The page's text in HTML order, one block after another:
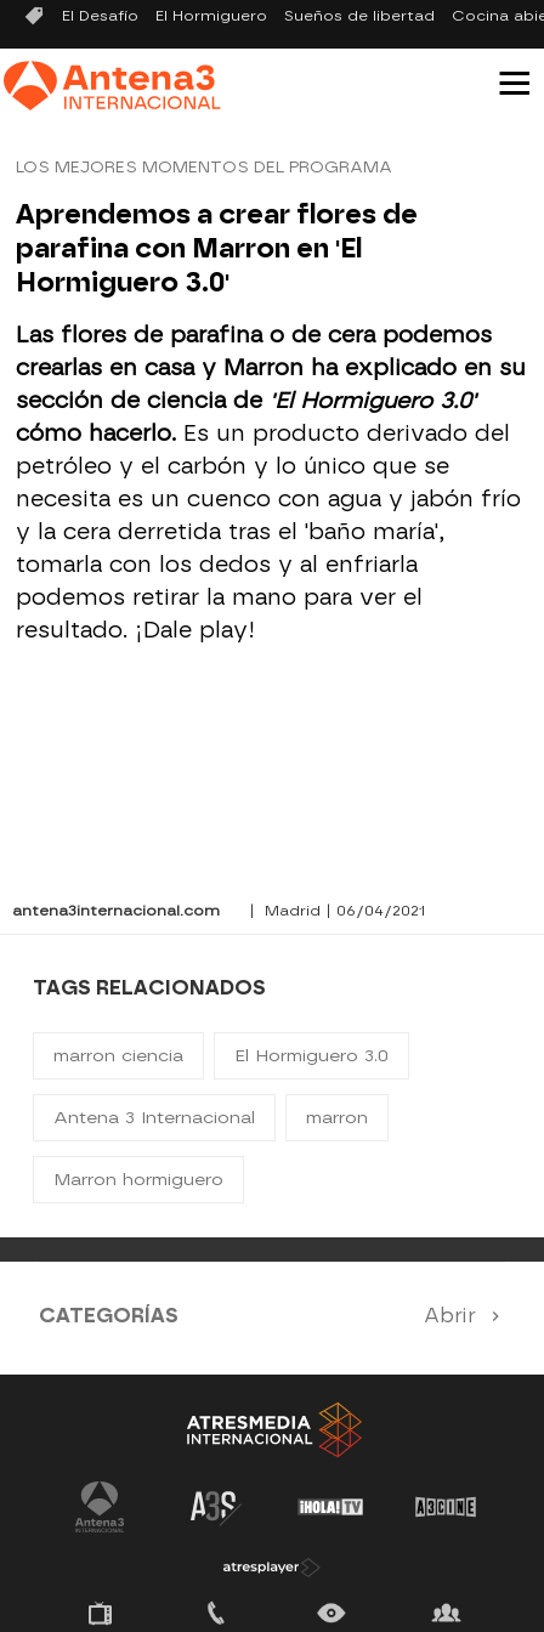
El Desafío El Hormiguero Sueños de libertad Cocina
LOS MEJORES MOMENTOS DEL PROGRAMA
Aprendemos a crear flores de
parafina con Marron en 'El
Hormiguero 3.0'
Las flores de parafina o de cera podemos
crearlas en casa y Marron ha explicado en su
sección de ciencia de 'El Hormiguero 3.0'
cómo hacerlo.Es un producto derivado del
petróleo y el carbón y lo único que se
necesita es un cuenco con agua y jabón frío
y la cera derretida tras el 'baño maría',
tomarla con los dedos y al enfriarla
podemos retirar la mano para ver el
resultado. ¡Dale play!
antena3internacional.com | Madrid | 06/04/2021
TAGS RELACIONADOS
marron ciencia El Hormiguero 3.0
Antena 3 Internacional marron
Marron hormiguero
CATEGORÍAS Abrir
Antena 3 Noticias El Hormiguero
Tu cara me suena Pasapalabra